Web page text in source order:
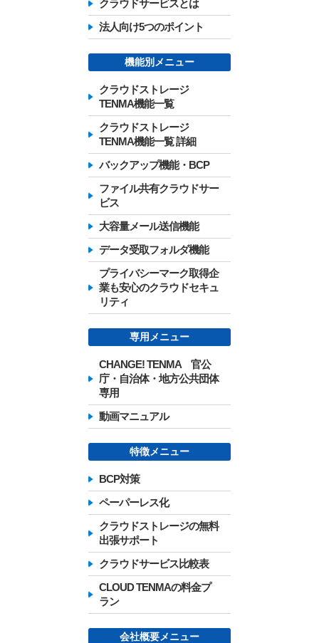
クラウドサービスとは
法人向け5つのポイント
機能別メニュー
クラウドストレージ
TENMA機能一覧
クラウドストレージ
TENMA機能一覧 詳細
バックアップ機能・BCP
ファイル共有クラウドサー
ビス
大容量メール送信機能
データ受取フォルダ機能
プライバシーマーク取得企
業も安心のクラウドセキュ
リティ
専用メニュー
CHANGE! TENMA 官公
庁・自治体・地方公共団体
専用
動画マニュアル
特徴メニュー
BCP対策
ペーパーレス化
クラウドストレージの無料
出張サポート
クラウドサービス比較表
CLOUD TENMAの料金プ
ラン
会社概要メニュー